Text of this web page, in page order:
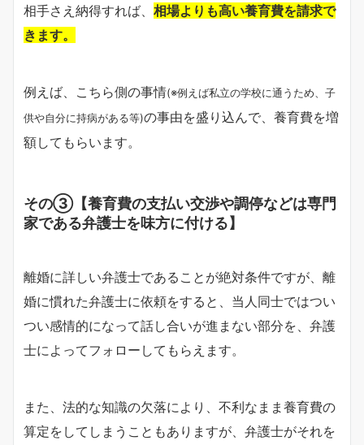
相手さえ納得すれば、 相場よりも高い養育費を請求で
きます。
例えば、こちら側の事情(※例えば私立の学校に通うため、子
供や自分に持病がある等)の事由を盛り込んで、養育費を増
額してもらいます。
その③【養育費の支払い交渉や調停などは専門
家である弁護士を味方に付ける】
離婚に詳しい弁護士であることが絶対条件ですが、離
婚に慣れた弁護士に依頼をすると、当人同士ではつい
つい感情的になって話し合いが進まない部分を、弁護
士によってフォローしてもらえます。
また、法的な知識の欠落により、不利なまま養育費の
算定をしてしまうこともありますが、弁護士がそれを